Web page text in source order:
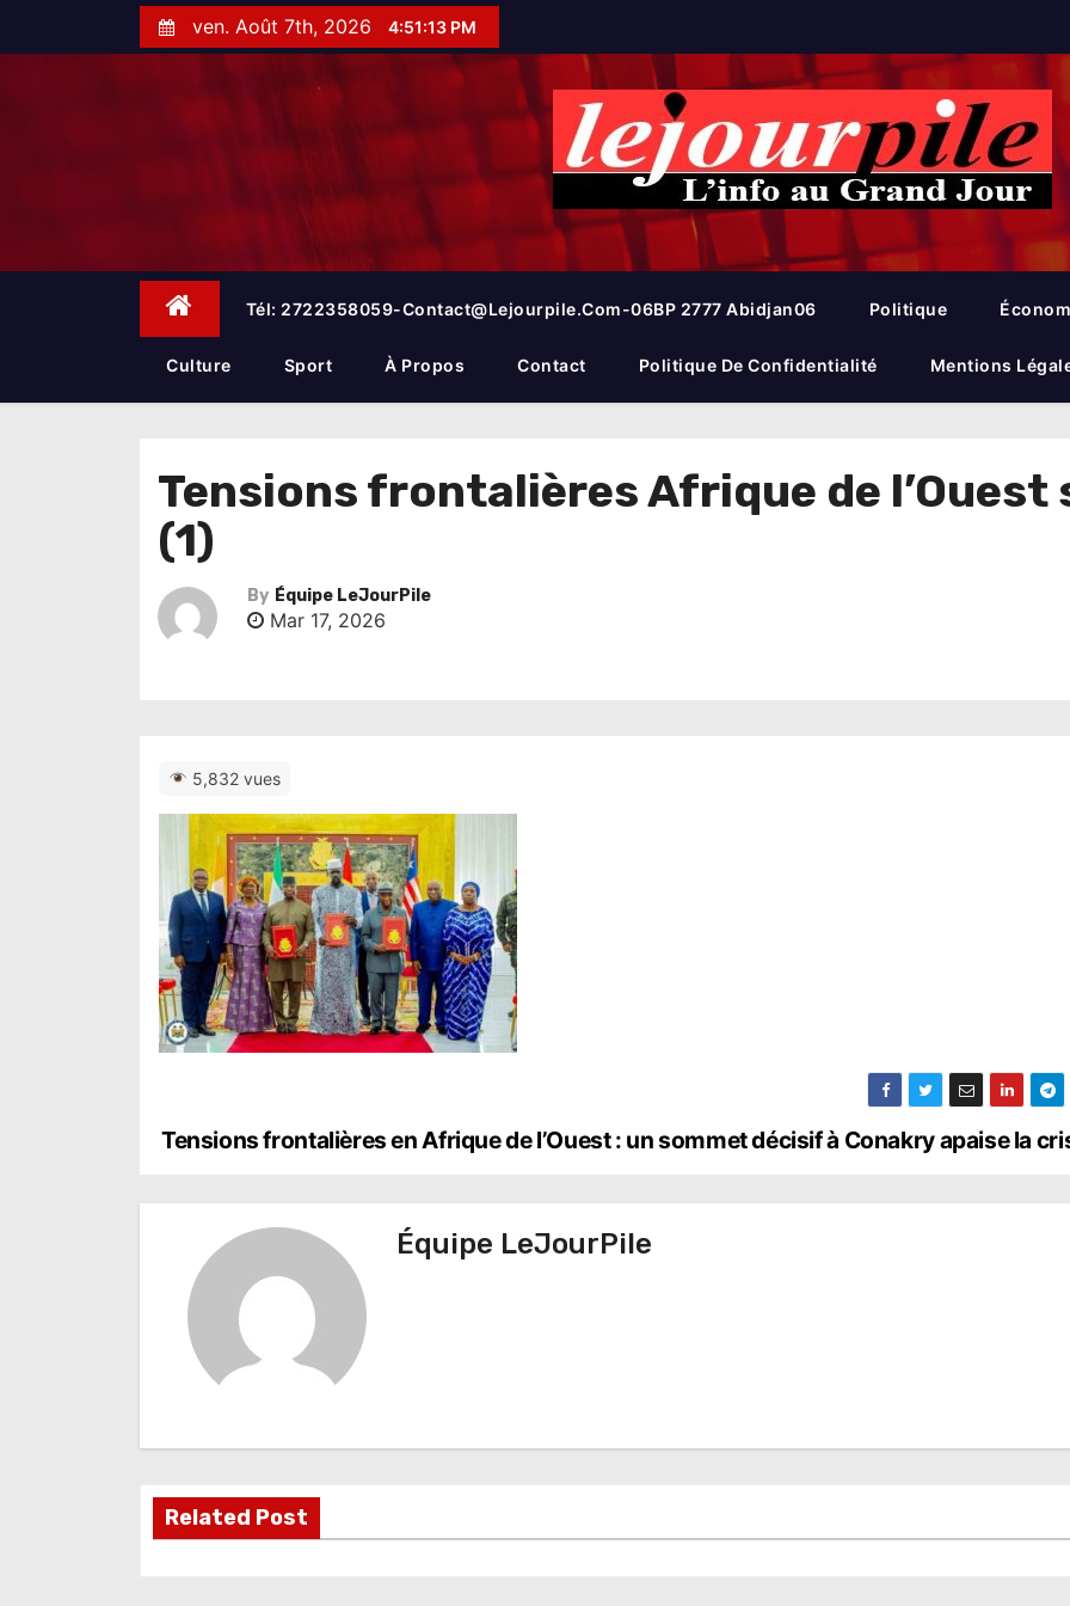
t
ven. Août 7th, 2026 4:51:13 PM
Tél: 2722358059-Contact@lejourpile.com-06BP 2777 Abidjan06 Politique
Culture Sport À Propos Contact Politique De Confidentialité Mentions
Tensions frontalières Afrique de
(1)
By Équipe LeJourPile
Mar 17, 2026
5,832 vues
N
a
o
Tensions frontalières en Afrique de l’Ouest : un sommet décisif à Conakry apaise la
Équipe LeJourPile
Related Post